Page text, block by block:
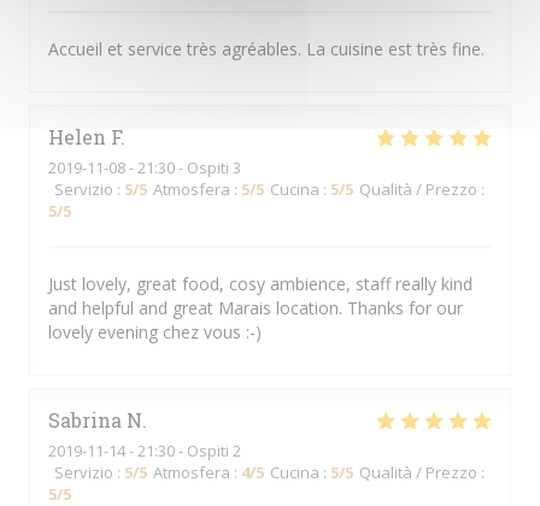
Accueil et service très agréables. La cuisine est très fine.
Helen F
2019-11-08- 21:30 - Ospiti 3
Servizio : 5/5 Atmosfera : 5/5 Cucina : 5/5 Qualità / Prezzo :
5/5
Just lovely, great food, cosy ambience, staff really kind
and helpful and great Marais location. Thanks for our
lovely evening chez vous :-)
Sabrina N
2019-11-14- 21:30 - Ospiti 2
Servizio : 5/5 Atmosfera : 4/5 Cucina : 5/5 Qualità / Prezzo :
5/5